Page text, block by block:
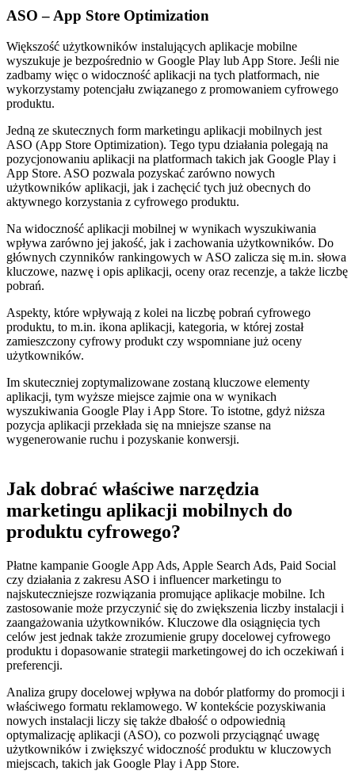
ASO – App Store Optimization
Większość użytkowników instalujących aplikacje mobilne
wyszukuje je bezpośrednio w Google Play lub App Store. Jeśli nie
zadbamy więc o widoczność aplikacji na tych platformach, nie
wykorzystamy potencjału związanego z promowaniem cyfrowego
produktu.
Jedną ze skutecznych form marketingu aplikacji mobilnych jest
ASO (App Store Optimization). Tego typu działania polegają na
pozycjonowaniu aplikacji na platformach takich jak Google Play i
App Store. ASO pozwala pozyskać zarówno nowych
użytkowników aplikacji, jak i zachęcić tych już obecnych do
aktywnego korzystania z cyfrowego produktu.
Na widoczność aplikacji mobilnej w wynikach wyszukiwania
wpływa zarówno jej jakość, jak i zachowania użytkowników. Do
głównych czynników rankingowych w ASO zalicza się m.in. słowa
kluczowe, nazwę i opis aplikacji, oceny oraz recenzje, a także liczbę
pobrań.
Aspekty, które wpływają z kolei na liczbę pobrań cyfrowego
produktu, to m.in. ikona aplikacji, kategoria, w której został
zamieszczony cyfrowy produkt czy wspomniane już oceny
użytkowników.
Im skuteczniej zoptymalizowane zostaną kluczowe elementy
aplikacji, tym wyższe miejsce zajmie ona w wynikach
wyszukiwania Google Play i App Store. To istotne, gdyż niższa
pozycja aplikacji przekłada się na mniejsze szanse na
wygenerowanie ruchu i pozyskanie konwersji.
Jak dobrać właściwe narzędzia
marketingu aplikacji mobilnych do
produktu cyfrowego?
Płatne kampanie Google App Ads, Apple Search Ads, Paid Social
czy działania z zakresu ASO i influencer marketingu to
najskuteczniejsze rozwiązania promujące aplikacje mobilne. Ich
zastosowanie może przyczynić się do zwiększenia liczby instalacji i
zaangażowania użytkowników. Kluczowe dla osiągnięcia tych
celów jest jednak także zrozumienie grupy docelowej cyfrowego
produktu i dopasowanie strategii marketingowej do ich oczekiwań i
preferencji.
Analiza grupy docelowej wpływa na dobór platformy do promocji i
właściwego formatu reklamowego. W kontekście pozyskiwania
nowych instalacji liczy się także dbałość o odpowiednią
optymalizację aplikacji (ASO), co pozwoli przyciągnąć uwagę
użytkowników i zwiększyć widoczność produktu w kluczowych
miejscach, takich jak Google Play i App Store.